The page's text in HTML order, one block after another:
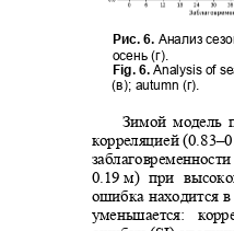
Рис. 6. Анализ
осень(г).
Fig. 6. Analysis of
(в); autumn (г).
Зимой модель
корреляцией (0.83–
0.19м) при
ошибка находится в
уменьшается: